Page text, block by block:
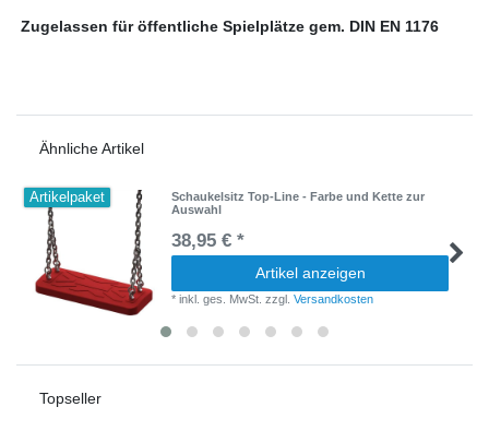
Zugelassen für öffentliche Spielplätze gem. DIN EN 1176
Ähnliche Artikel
Artikelpaket
Schaukelsitz Top-Line - Farbe und Kette zur
Auswahl
38,95 € *
Artikel anzeigen
*inkl. ges. MwSt. zzgl.Versandkosten
Topseller